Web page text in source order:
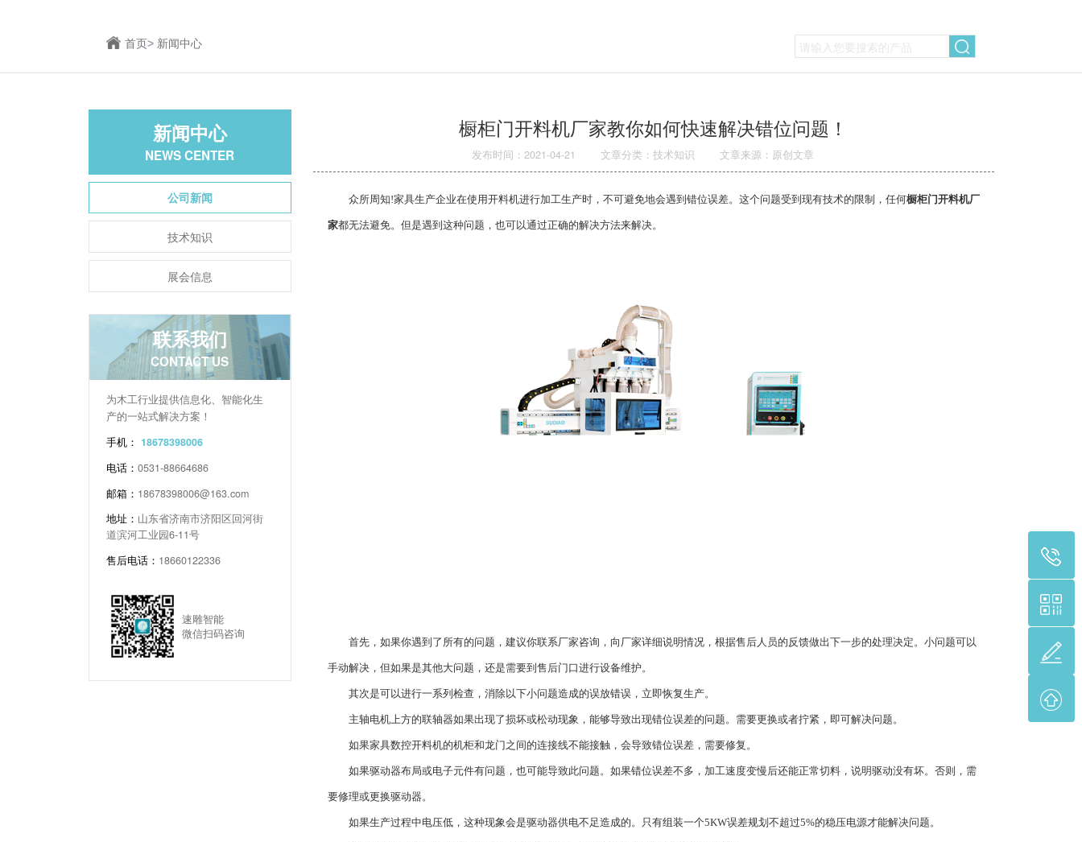
首页> 新闻中心
新闻中心
NEWS CENTER
公司新闻
技术知识
展会信息
联系我们
CONTACT US
为木工行业提供信息化、智能化生
产的一站式解决方案！
手机： 18678398006
电话：0531-88664686
邮箱： 18678398006@163.com
地址： 山东省济南市济阳区回河街
道滨河工业园6-11号
售后电话： 18660122336
速雕智能
微信扫码咨询
橱柜门开料机厂家教你如何快速解决错位问题！
发布时间：2021-04-21 文章分类：技术知识 文章来源：原创文章
众所周知!家具生产企业在使用开料机进行加工生产时，不可避免地会遇到错位误差。这个问题受到现有技术的限制，任何橱柜门开料机厂
家都无法避免。但是遇到这种问题，也可以通过正确的解决方法来解决。
首先，如果你遇到了所有的问题，建议你联系厂家咨询，向厂家详细说明情况，根据售后人员的反馈做出下一步的处理决定。小问题可以
手动解决，但如果是其他大问题，还是需要到售后门口进行设备维护。
其次是可以进行一系列检查，消除以下小问题造成的误放错误，立即恢复生产。
主轴电机上方的联轴器如果出现了损坏或松动现象，能够导致出现错位误差的问题。需要更换或者拧紧，即可解决问题。
如果家具数控开料机的机柜和龙门之间的连接线不能接触，会导致错位误差，需要修复。
如果驱动器布局或电子元件有问题，也可能导致此问题。如果错位误差不多，加工速度变慢后还能正常切料，说明驱动没有坏。否则，需
要修理或更换驱动器。
如果生产过程中电压低，这种现象会是驱动器供电不足造成的。只有组装一个5KW误差规划不超过5%的稳压电源才能解决问题。